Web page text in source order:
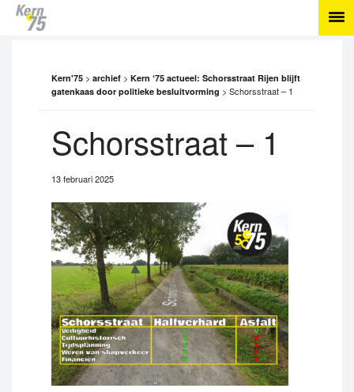
Kern'75 > archief > Kern ‘75 actueel: Schorsstraat Rijen blijft
gatenkaas door politieke besluitvorming > Schorsstraat – 1
Schorsstraat – 1
13 februari 2025